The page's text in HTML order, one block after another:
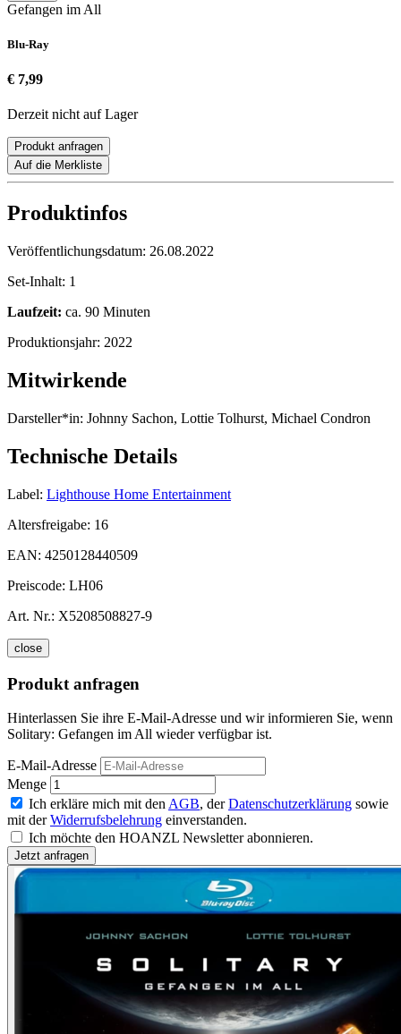
Gefangen im All
Blu-Ray
€ 7,99
Derzeit nicht auf Lager
Produkt anfragen
Auf die Merkliste
Produktinfos
Veröffentlichungsdatum: 26.08.2022
Set-Inhalt: 1
Laufzeit: ca. 90 Minuten
Produktionsjahr: 2022
Mitwirkende
Darsteller*in: Johnny Sachon, Lottie Tolhurst, Michael Condron
Technische Details
Label: Lighthouse Home Entertainment
Altersfreigabe: 16
EAN: 4250128440509
Preiscode: LH06
Art. Nr.: X5208508827-9
close
Produkt anfragen
Hinterlassen Sie ihre E-Mail-Adresse und wir informieren Sie, wenn
Solitary: Gefangen im All wieder verfügbar ist.
E-Mail-Adresse
Menge
Ich erkläre mich mit den AGB, derDatenschutzerklärung sowie
mit derWiderrufsbelehrung einverstanden.
Ich möchte den HOANZL Newsletter abonnieren.